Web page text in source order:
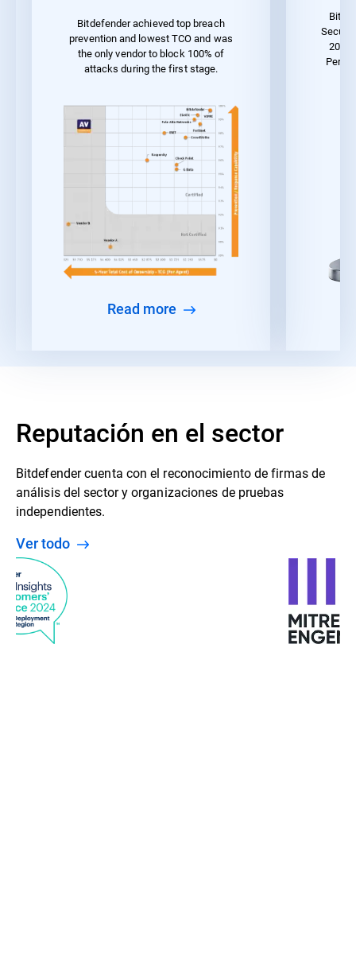
Bitdefender achieved top breach
prevention and lowest TCO and was
the only vendor to block 100% of
attacks during the first stage.
Read more
2023
Reputación en el sector
Bitdefender cuenta con el reconocimiento de firmas de
análisis del sector y organizaciones de pruebas
independientes.
Ver todo